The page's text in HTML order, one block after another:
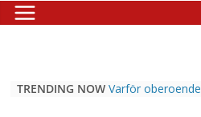
TRENDING NOW Varför oberoende